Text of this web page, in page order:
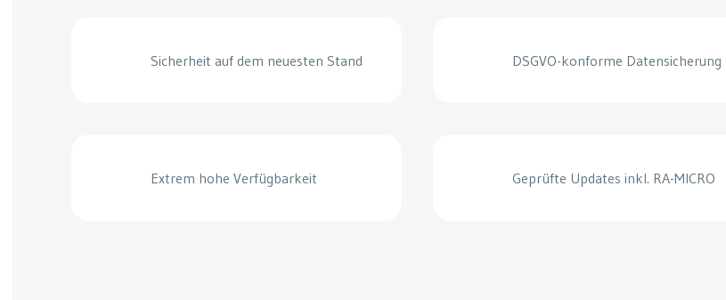
Sicherheit auf dem neuesten Stand DSGVO-konforme Datensicherung
Extrem hohe Verfügbarkeit Geprüfte Updates inkl. RA-MICRO